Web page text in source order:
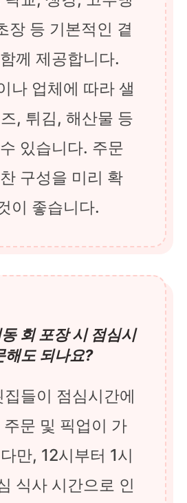
장 등 기본적인 곁
께 제공합니다.
나 업체에 따라 샐
, 튀김, 해산물 등
있습니다. 주문
구성을 미리 확
이 좋습니다.
회 포장 시 점심시
해도 되나요?
들이 점심시간에
문 및 픽업이 가
만, 12시부터 1시
식사 시간으로 인